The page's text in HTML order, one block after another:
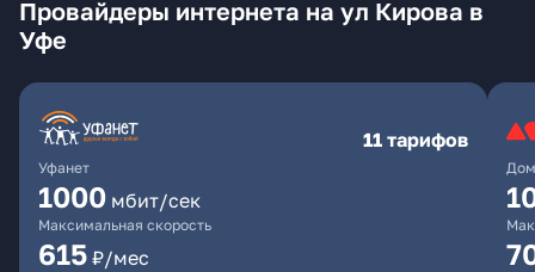
Провайдеры интернета на ул Кирова в
Уфе
Уфанет
11 тарифов
1000 мбит/сек
Максимальная скорость
615 ₽/мес